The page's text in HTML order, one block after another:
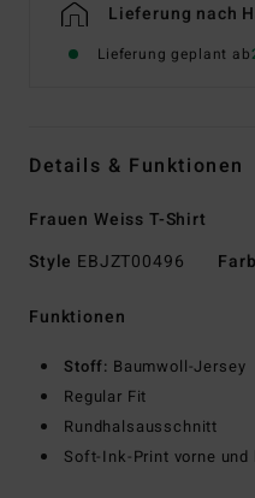
Lieferung nach
Lieferung geplant ab
Details & Funktionen
Frauen Weiss T-Shirt
Style EBJZT00496
Funktionen
Stoff: Baumwoll-Jersey
Regular Fit
Rundhalsausschnitt
Soft-Ink-Print vorne und